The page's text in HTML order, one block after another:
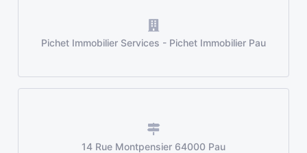
Pichet Immobilier Services - Pichet Immobilier Pau
14 Rue Montpensier 64000 Pau